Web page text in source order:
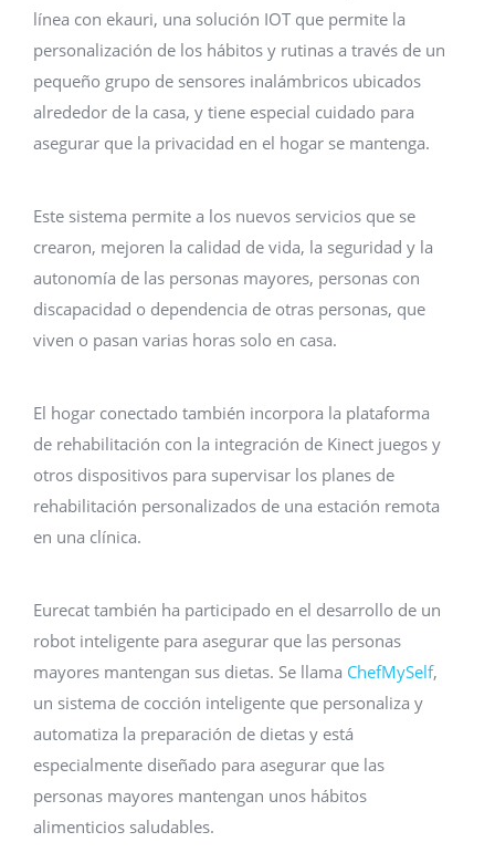
línea con ekauri, una solución IOT que permite la
personalización de los hábitos y rutinas a través de un
pequeño grupo de sensores inalámbricos ubicados
alrededor de la casa, y tiene especial cuidado para
asegurar que la privacidad en el hogar se mantenga.
Este sistema permite a los nuevos servicios que se
crearon, mejoren la calidad de vida, la seguridad y la
autonomía de las personas mayores, personas con
discapacidad o dependencia de otras personas, que
viven o pasan varias horas solo en casa.
El hogar conectado también incorpora la plataforma
de rehabilitación con la integración de Kinect juegos y
otros dispositivos para supervisar los planes de
rehabilitación personalizados de una estación remota
en una clínica.
Eurecat también ha participado en el desarrollo de un
robot inteligente para asegurar que las personas
mayores mantengan sus dietas. Se llama ChefMySelf,
un sistema de cocción inteligente que personaliza y
automatiza la preparación de dietas y está
especialmente diseñado para asegurar que las
personas mayores mantengan unos hábitos
alimenticios saludables.